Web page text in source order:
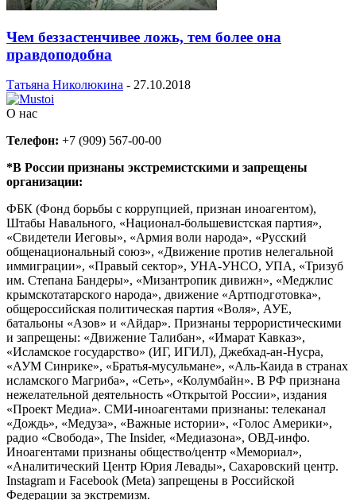
Чем беззастенчивее ложь, тем более она
правдоподобна
Татьяна Николюкина - 27.10.2018
О нас
Телефон: +7 (909) 567-00-00
*В России признаны экстремистскими и запрещены
организации:
ФБК (Фонд борьбы с коррупцией, признан иноагентом),
Штабы Навального, «Национал-большевистская партия»,
«Свидетели Иеговы», «Армия воли народа», «Русский
общенациональный союз», «Движение против нелегальной
иммиграции», «Правый сектор», УНА-УНСО, УПА, «Тризуб
им. Степана Бандеры», «Мизантропик дивижн», «Меджлис
крымскотатарского народа», движение «Артподготовка»,
общероссийская политическая партия «Воля», АУЕ,
батальоны «Азов» и «Айдар». Признаны террористическими
и запрещены: «Движение Талибан», «Имарат Кавказ»,
«Исламское государство» (ИГ, ИГИЛ), Джебхад-ан-Нусра,
«АУМ Синрике», «Братья-мусульмане», «Аль-Каида в странах
исламского Магриба», «Сеть», «Колумбайн». В РФ признана
нежелательной деятельность «Открытой России», издания
«Проект Медиа». СМИ-иноагентами признаны: телеканал
«Дождь», «Медуза», «Важные истории», «Голос Америки»,
радио «Свобода», The Insider, «Медиазона», ОВД-инфо.
Иноагентами признаны общество/центр «Мемориал»,
«Аналитический Центр Юрия Левады», Сахаровский центр.
Instagram и Facebook (Metа) запрещены в Российской
Федерации за экстремизм.